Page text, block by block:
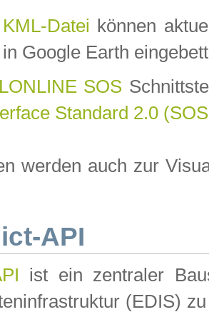
KML-Datei können
Google Earth
SOS
Standard 2.0
werden auch zur
API
ist ein zentraler
(EDIS)